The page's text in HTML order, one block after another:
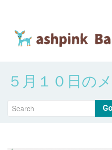
about us
堀江 真代
５月１０日の
Go